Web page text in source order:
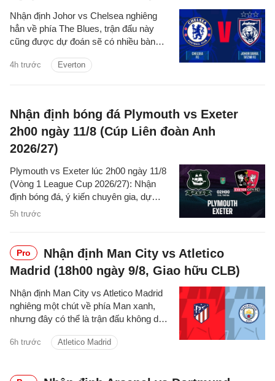
4h trước Everton
Nhận định Johor vs Chelsea nghiêng
hẳn về phía The Blues, trận đấu này
cũng được dự đoán sẽ có nhiều bàn
Nhận định bóng đá Plymouth vs Exeter
2h00 ngày 11/8 (Cúp Liên đoàn Anh
2026/27)
5h trước
Plymouth vs Exeter lúc 2h00 ngày 11/8
(Vòng 1 League Cup 2026/27): Nhận
định bóng đá, ý kiến chuyên gia, dự
đoán kết quả, phân tích trận đấu, thống
Pro
Nhận định Man City vs Atletico
Madrid (18h00 ngày 9/8, Giao hữu CLB)
6h trước Atletico Madrid
Nhận định Man City vs Atletico Madrid
nghiêng một chút về phía Man xanh,
nhưng đây có thể là trận đấu không dễ